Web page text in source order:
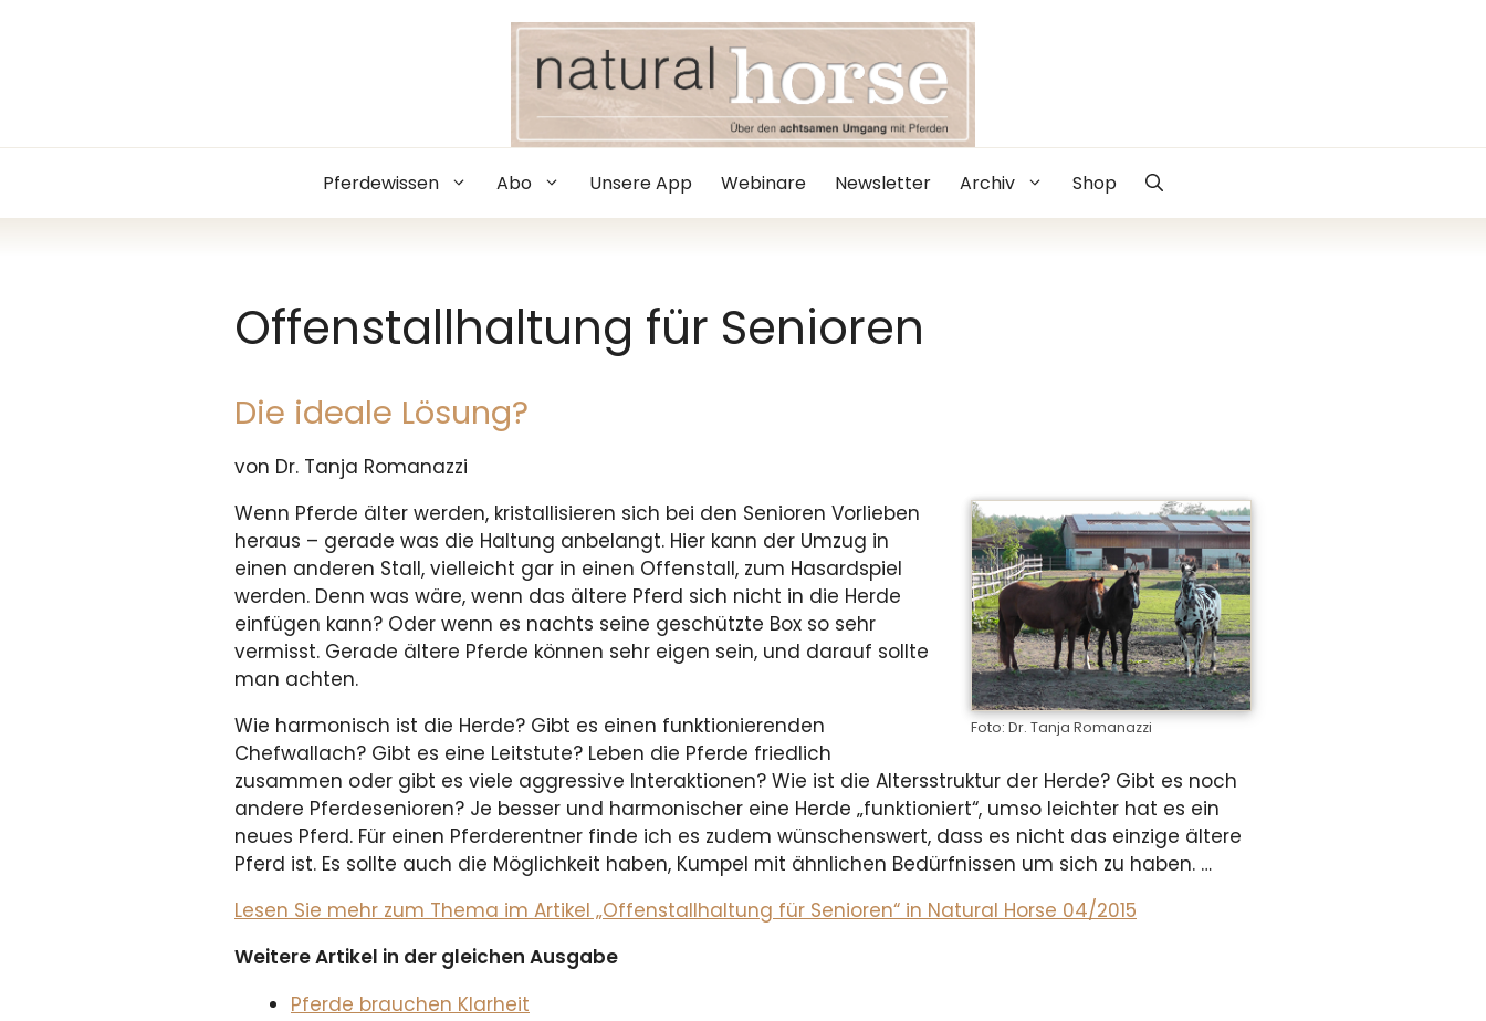
Pferdewissen Abo Unsere App Webinare Newsletter Archiv Shop
Offenstallhaltung für Senioren
Die ideale Lösung?
von Dr. Tanja Romanazzi
Foto: Dr. Tanja Romanazzi
Wenn Pferde älter werden, kristallisieren sich bei den Senioren Vorlieben
heraus – gerade was die Haltung anbelangt. Hier kann der Umzug in
einen anderen Stall, vielleicht gar in einen Offenstall, zum Hasardspiel
werden. Denn was wäre, wenn das ältere Pferd sich nicht in die Herde
einfügen kann? Oder wenn es nachts seine geschützte Box so sehr
vermisst. Gerade ältere Pferde können sehr eigen sein, und darauf sollte
man achten.
Wie harmonisch ist die Herde? Gibt es einen funktionierenden
Chefwallach? Gibt es eine Leitstute? Leben die Pferde friedlich
zusammen oder gibt es viele aggressive Interaktionen? Wie ist die Altersstruktur der Herde? Gibt es noch
andere Pferdesenioren? Je besser und harmonischer eine Herde „funktioniert“, umso leichter hat es ein
neues Pferd. Für einen Pferderentner finde ich es zudem wünschenswert, dass es nicht das einzige ältere
Pferd ist. Es sollte auch die Möglichkeit haben, Kumpel mit ähnlichen Bedürfnissen um sich zu haben. …
Lesen Sie mehr zum Thema im Artikel „Offenstallhaltung für Senioren“ in Natural Horse 04/2015
Weitere Artikel in der gleichen Ausgabe
Pferde brauchen Klarheit